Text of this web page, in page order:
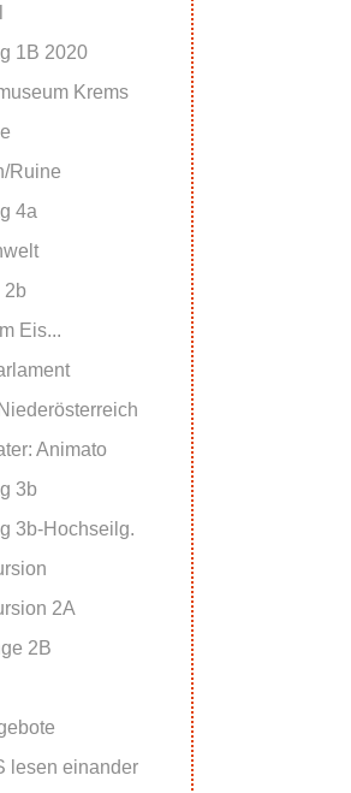
1B 2020
Krems
Ruine
4a
2b
Eis...
Animato
3b
3b-Hochseilg.
2A
2B
lesen einander